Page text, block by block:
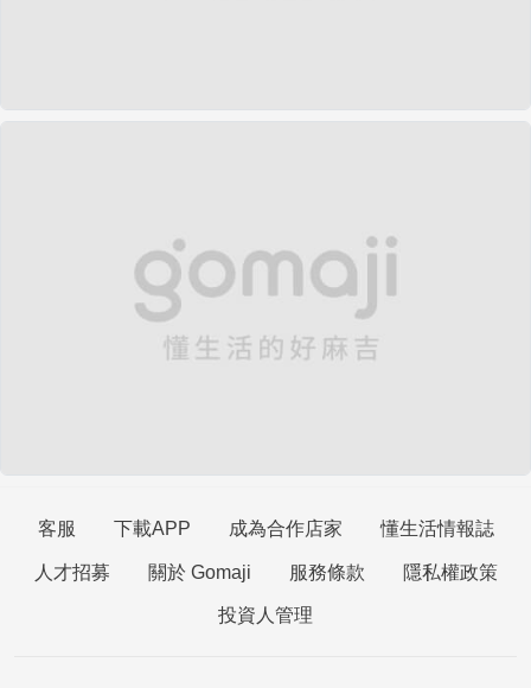
客服 下載APP 成為合作店家 懂生活情報誌
人才招募 關於 Gomaji 服務條款 隱私權政策
投資人管理